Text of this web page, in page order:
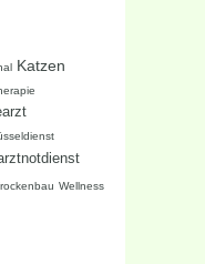
Katzen
Wellness